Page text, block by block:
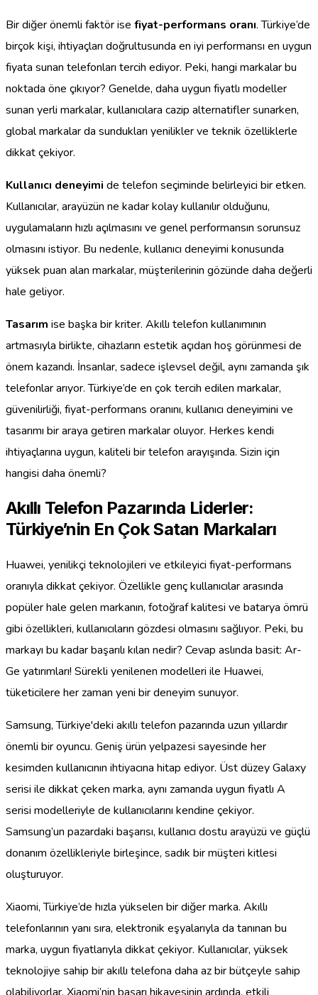
Bir diğer önemli faktör ise fiyat-performans oranı. Türkiye’de
birçok kişi, ihtiyaçları doğrultusunda en iyi performansı en uygun
fiyata sunan telefonları tercih ediyor. Peki, hangi markalar bu
noktada öne çıkıyor? Genelde, daha uygun fiyatlı modeller
sunan yerli markalar, kullanıcılara cazip alternatifler sunarken,
global markalar da sundukları yenilikler ve teknik özelliklerle
dikkat çekiyor.
Kullanıcı deneyimi de telefon seçiminde belirleyici bir etken.
Kullanıcılar, arayüzün ne kadar kolay kullanılır olduğunu,
uygulamaların hızlı açılmasını ve genel performansın sorunsuz
olmasını istiyor. Bu nedenle, kullanıcı deneyimi konusunda
yüksek puan alan markalar, müşterilerinin gözünde daha değerli
hale geliyor.
Tasarım ise başka bir kriter. Akıllı telefon kullanımının
artmasıyla birlikte, cihazların estetik açıdan hoş görünmesi de
önem kazandı. İnsanlar, sadece işlevsel değil, aynı zamanda şık
telefonlar arıyor. Türkiye’de en çok tercih edilen markalar,
güvenilirliği, fiyat-performans oranını, kullanıcı deneyimini ve
tasarımı bir araya getiren markalar oluyor. Herkes kendi
ihtiyaçlarına uygun, kaliteli bir telefon arayışında. Sizin için
hangisi daha önemli?
Akıllı Telefon Pazarında Liderler:
Türkiye’nin En Çok Satan Markaları
Huawei, yenilikçi teknolojileri ve etkileyici fiyat-performans
oranıyla dikkat çekiyor. Özellikle genç kullanıcılar arasında
popüler hale gelen markanın, fotoğraf kalitesi ve batarya ömrü
gibi özellikleri, kullanıcıların gözdesi olmasını sağlıyor. Peki, bu
markayı bu kadar başarılı kılan nedir? Cevap aslında basit: Ar-
Ge yatırımları! Sürekli yenilenen modelleri ile Huawei,
tüketicilere her zaman yeni bir deneyim sunuyor.
Samsung, Türkiye'deki akıllı telefon pazarında uzun yıllardır
önemli bir oyuncu. Geniş ürün yelpazesi sayesinde her
kesimden kullanıcının ihtiyacına hitap ediyor. Üst düzey Galaxy
serisi ile dikkat çeken marka, aynı zamanda uygun fiyatlı A
serisi modelleriyle de kullanıcılarını kendine çekiyor.
Samsung’un pazardaki başarısı, kullanıcı dostu arayüzü ve güçlü
donanım özellikleriyle birleşince, sadık bir müşteri kitlesi
oluşturuyor.
Xiaomi, Türkiye’de hızla yükselen bir diğer marka. Akıllı
telefonlarının yanı sıra, elektronik eşyalarıyla da tanınan bu
marka, uygun fiyatlarıyla dikkat çekiyor. Kullanıcılar, yüksek
teknolojiye sahip bir akıllı telefona daha az bir bütçeyle sahip